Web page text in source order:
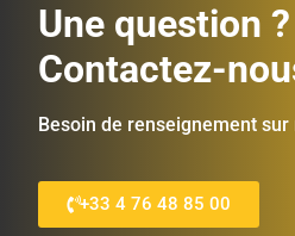
Une question ?
Contactez-
Besoin de renseignement
+33 4 76 48 85 00